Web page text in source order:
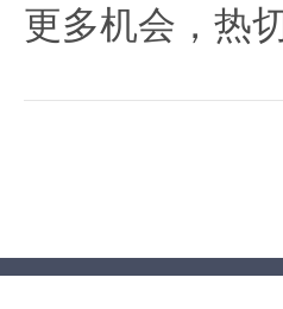
更多机会，热